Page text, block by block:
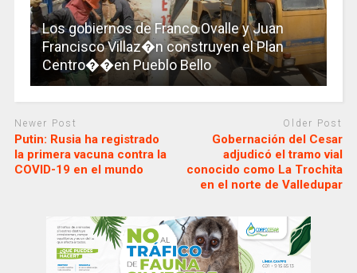
Los gobiernos de Franco Ovalle y Juan
Francisco Villaz�n construyen el Plan
Centro��en Pueblo Bello
Newer Post
Putin: Rusia ha registrado
la primera vacuna contra la
COVID-19 en el mundo
Older Post
Gobernación del Cesar
adjudicó el tramo vial
conocido como La Trochita
en el norte de Valledupar